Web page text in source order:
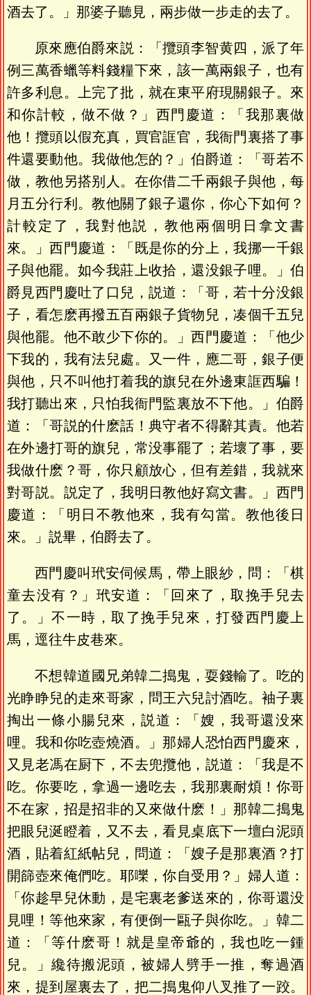
酒去了。」那婆子聽見，兩步做一步走的去了。
原來應伯爵來説：「攬頭李智黄四，派了年
例三萬香蠟等料錢糧下來，該一萬兩銀子，也有
許多利息。上完了批，就在東平府現關銀子。來
和你計較，做不做？」西門慶道：「我那裏做
他！攬頭以假充真，買官誆官，我衙門裏搭了事
件還要動他。我做他怎的？」伯爵道：「哥若不
做，教他另搭别人。在你借二千兩銀子與他，每
月五分行利。教他關了銀子還你，你心下如何？
計較定了，我對他説，教他兩個明日拿文書
來。」西門慶道：「既是你的分上，我挪一千銀
子與他罷。如今我莊上收拾，還没銀子哩。」伯
爵見西門慶吐了口兒，説道：「哥，若十分没銀
子，看怎麽再撥五百兩銀子貨物兒，凑個千五兒
與他罷。他不敢少下你的。」西門慶道：「他少
下我的，我有法兒處。又一件，應二哥，銀子便
與他，只不叫他打着我的旗兒在外邊東誆西騙！
我打聽出來，只怕我衙門監裏放不下他。」伯爵
道：「哥説的什麽話！典守者不得辭其責。他若
在外邊打哥的旗兒，常没事罷了；若壞了事，要
我做什麽？哥，你只顧放心，但有差錯，我就來
對哥説。説定了，我明日教他好寫文書。」西門
慶道：「明日不教他來，我有勾當。教他後日
來。」説畢，伯爵去了。
西門慶叫玳安伺候馬，帶上眼紗，問：「棋
童去没有？」玳安道：「回來了，取挽手兒去
了。」不一時，取了挽手兒來，打發西門慶上
馬，逕往牛皮巷來。
不想韓道國兄弟韓二搗鬼，耍錢輸了。吃的
光睁睁兒的走來哥家，問王六兒討酒吃。袖子裏
掏出一條小腸兒來，説道：「嫂，我哥還没來
哩。我和你吃壺燒酒。」那婦人恐怕西門慶來，
又見老馮在厨下，不去兜攬他，説道：「我是不
吃。你要吃，拿過一邊吃去，我那裏耐煩！你哥
不在家，招是招非的又來做什麽！」那韓二搗鬼
把眼兒涎瞪着，又不去，看見桌底下一壇白泥頭
酒，貼着紅紙帖兒，問道：「嫂子是那裏酒？打
開篩壺來俺們吃。耶嚛，你自受用？」婦人道：
「你趁早兒休動，是宅裏老爹送來的，你哥還没
見哩！等他來家，有便倒一甌子與你吃。」韓二
道：「等什麽哥！就是皇帝爺的，我也吃一鍾
兒。」纔待搬泥頭，被婦人劈手一推，奪過酒
來，提到屋裏去了，把二搗鬼仰八叉推了一跤。